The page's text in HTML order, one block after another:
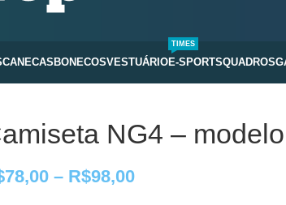
CANECAS BONECOSVESTUÁRIOE-SPORTS
TIMES
QUADROS
NG4 –
78,00 – R$98,00